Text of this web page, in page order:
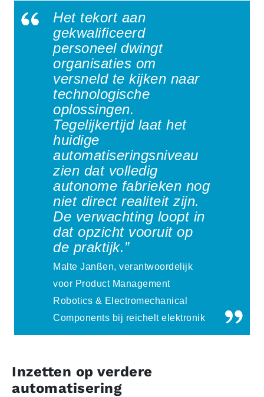
Het tekort aan
gekwalificeerd
personeel dwingt
organisaties om
versneld te kijken naar
technologische
oplossingen.
Tegelijkertijd laat het
huidige
automatiseringsniveau
zien dat volledig
autonome fabrieken nog
niet direct realiteit zijn.
De verwachting loopt in
dat opzicht vooruit op
de praktijk.”
Malte Janßen, verantwoordelijk
voor Product Management
Robotics & Electromechanical
Components bij reichelt elektronik
Inzetten op verdere
automatisering